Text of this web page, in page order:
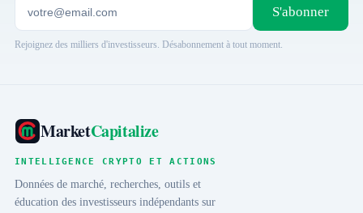
S'abonner
Rejoignez des milliers d'investisseurs. Désabonnement à tout moment.
MarketCapitalize
INTELLIGENCE CRYPTO ET ACTIONS
Données de marché, recherches, outils et
éducation des investisseurs indépendants sur